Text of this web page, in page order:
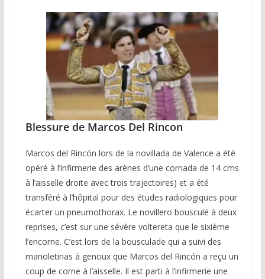
Blessure de Marcos Del Rincon
Marcos del Rincón lors de la novillada de Valence a été
opéré à l’infirmerie des arènes d’une cornada de 14 cms
à l’aisselle droite avec trois trajectoires) et a été
transféré à l’hôpital pour des études radiologiques pour
écarter un pneumothorax. Le novillero bousculé à deux
reprises, c’est sur une sévère voltereta que le sixième
l’encorne. C’est lors de la bousculade qui a suivi des
manoletinas à genoux que Marcos del Rincón a reçu un
coup de corne à l’aisselle. Il est parti à l’infirmerie une